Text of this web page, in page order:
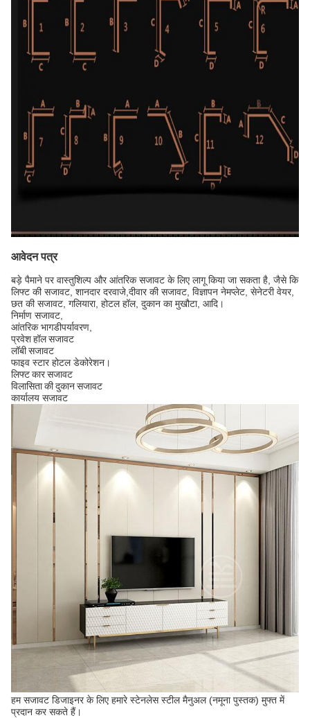
आवेदन पत्र
बड़े पैमाने पर वास्तुशिल्प और आंतरिक सजावट के लिए लागू किया जा सकता है, जैसे कि
लिफ्ट की सजावट, शानदार दरवाजे, दीवार की सजावट, विज्ञापन नेमप्लेट, सेनेटरी वेयर,
छत की सजावट, गलियारा, होटल हॉल, दुकान का मुखौटा, आदि।
निर्माण सजावट,
आंतरिक भागडीपर्यावरण
प्रवेश हॉल सजावट
लॉबी सजावट
फाइव स्टार होटल डेकोरेशन।
लिफ्ट कार सजावट
विलासिता की दुकान सजावट
कार्यालय सजावट
हम सजावट डिजाइनर के लिए हमारे स्टेनलेस स्टील मैनुअल (नमूना पुस्तक) मुफ्त में
प्रदान कर सकते हैं।